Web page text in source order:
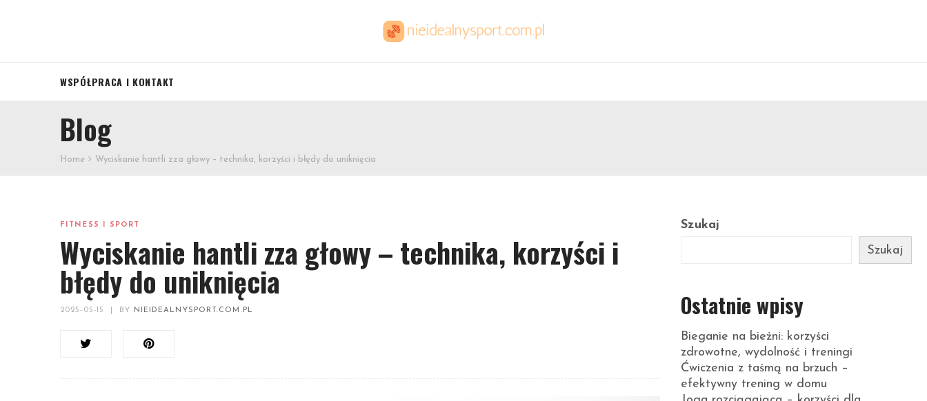
WSPÓŁPRACA I KONTAKT
Blog
Home Wyciskanie hantli zza głowy – technika, korzyści i błędy do uniknięcia
FITNESS I SPORT
Wyciskanie hantli zza głowy – technika, korzyści i
błędy do uniknięcia
2025-05-15 BY NIEIDEALNYSPORT.COM.PL
Szukaj
Szukaj
Ostatnie wpisy
Bieganie na bieżni: korzyści
zdrowotne, wydolność i treningi
Ćwiczenia z taśmą na brzuch –
efektywny trening w domu